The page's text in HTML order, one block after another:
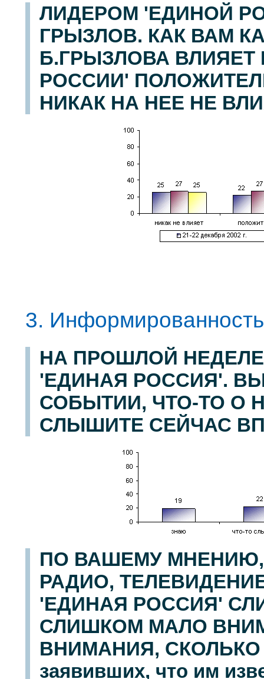
ЛИДЕРОМ 'ЕДИНОЙ
ГРЫЗЛОВ. КАК ВАМ
Б.ГРЫЗЛОВА
РОССИИ'
НИКАК НА НЕЕ НЕ
3.
НА ПРОШЛОЙ
'ЕДИНАЯ РОССИЯ'.
СОБЫТИИ, ЧТО-ТО О
СЛЫШИТЕ СЕЙЧАС
ПО ВАШЕМУ
РАДИО,
'ЕДИНАЯ РОССИЯ'
СЛИШКОМ МАЛО
ВНИМАНИЯ, СКОЛЬКО
заявивших, что им